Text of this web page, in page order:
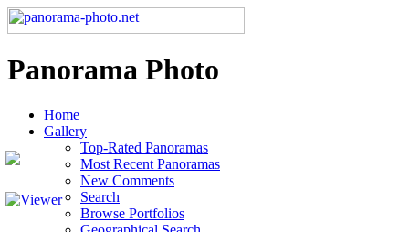
Panorama Photo
Home
Gallery
Top-Rated Panoramas
Most Recent Panoramas
New Comments
Search
Browse Portfolios